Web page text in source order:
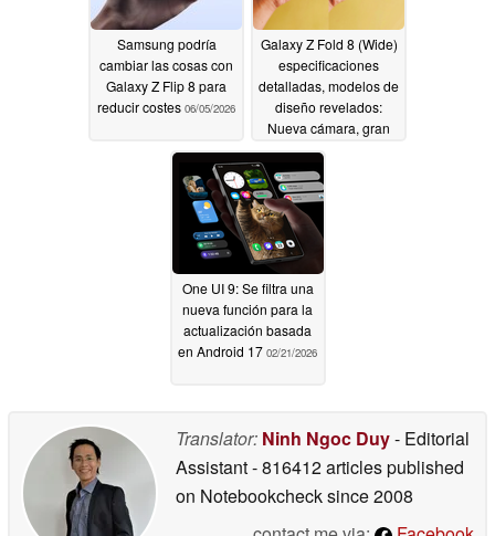
Samsung podría
cambiar las cosas con
Galaxy Z Flip 8 para
reducir costes 06/05/2026
Galaxy Z Fold 8 (Wide)
especificaciones
detalladas, modelos de
diseño revelados:
Nueva cámara, gran
batería; pantalla sin
arrugas en 201g
06/02/2026
One UI 9: Se filtra una
nueva función para la
actualización basada
en Android 17 02/21/2026
Translator: Ninh Ngoc Duy- Editorial
Assistant- 816412 articles published
on Notebookchecksince 2008